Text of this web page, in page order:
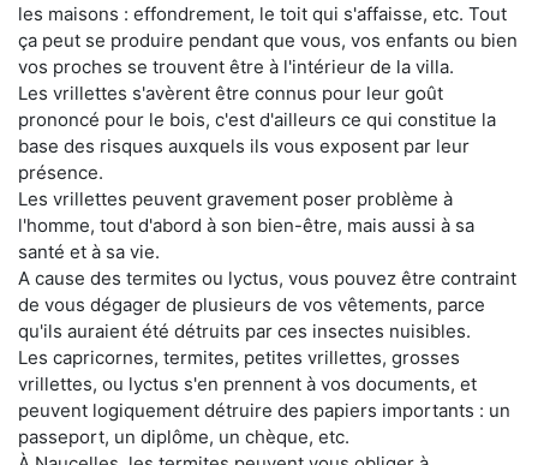
les maisons : effondrement, le toit qui s'affaisse, etc. Tout
ça peut se produire pendant que vous, vos enfants ou bien
vos proches se trouvent être à l'intérieur de la villa.
Les vrillettes s'avèrent être connus pour leur goût
prononcé pour le bois, c'est d'ailleurs ce qui constitue la
base des risques auxquels ils vous exposent par leur
présence.
Les vrillettes peuvent gravement poser problème à
l'homme, tout d'abord à son bien-être, mais aussi à sa
santé et à sa vie.
A cause des termites ou lyctus, vous pouvez être contraint
de vous dégager de plusieurs de vos vêtements, parce
qu'ils auraient été détruits par ces insectes nuisibles.
Les capricornes, termites, petites vrillettes, grosses
vrillettes, ou lyctus s'en prennent à vos documents, et
peuvent logiquement détruire des papiers importants : un
passeport, un diplôme, un chèque, etc.